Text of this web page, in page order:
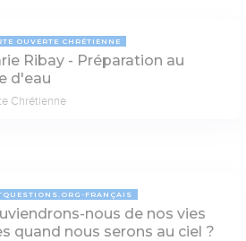
OUVERTE CHRÉTIENNE
Ribay - Préparation au
d'eau
Chrétienne
FRANÇAIS
nous de nos vies
quand nous serons au ciel ?